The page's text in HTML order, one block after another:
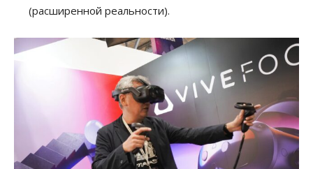
(расширенной реальности).